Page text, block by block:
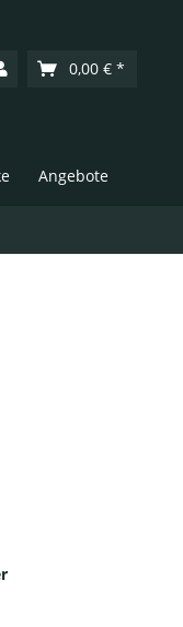
0,00 € *
Angebote